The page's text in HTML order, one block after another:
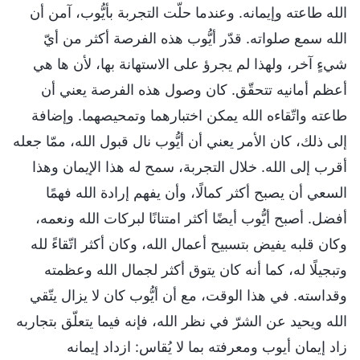
الله طاعته وإيمانه. وعندما حلّت التجربة بأيُّوب، آمن أن
الله سمع صلواته. قدّر أيُّوب هذه الفرصة أكثر من أيّ
شيءٍ آخر، ولهذا لم يجرؤ على الاستهانة بها، لأن ها هي
أعظم أمانيه تتحقّق. كان وصول هذه الفرصة يعني أن
طاعته واتّقاءه الله يمكن اختبارهما وتمحيصهما. وإضافة
إلى ذلك، كان الأمر يعني أن أيُّوب نال قبول الله، ممّا جعله
أقرب إلى الله. خلال التجربة، سمح له هذا الإيمان وهذا
السعي أن يصبح أكثر كمالًا، وأن يفهم إرادة الله فهمًا
أفضل. أصبح أيُّوب أيضًا أكثر امتنانًا لبركات الله ونعمه،
وكان قلبه يفيض بتسبيح أعمال الله، وكان أكثر اتّقاءً لله
وتبجيلًا له، كما أنه كان يتوق أكثر لجمال الله وعظمته
وقداسته. في هذا الوقت، مع أن أيُّوب كان لا يزال يتّقي
الله ويحيد عن الشرّ في نظر الله، فإنه فيما يتعلّق بتجاربه
زاد إيمان أيوب ومعرفته بما لا يُقاس: ازداد إيمانه